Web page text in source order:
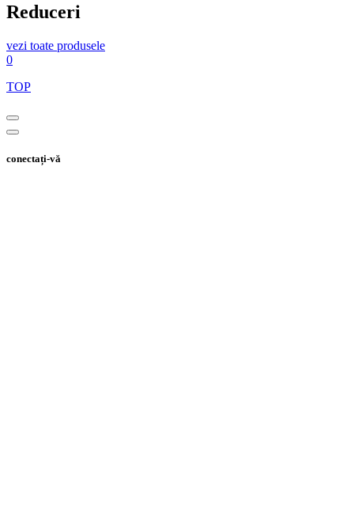
Reduceri
vezi toate produsele
0
TOP
conectați-vă